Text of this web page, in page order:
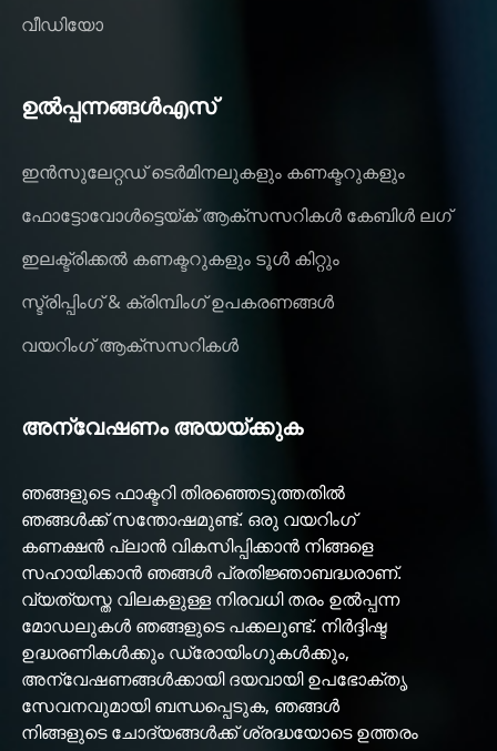
വീഡിയോ
ഉൽപ്പന്നങ്ങൾഎസ്
ഇൻസുലേറ്റഡ് ടെർമിനലുകളും കണക്ടറുകളും
ഫോട്ടോവോൾട്ടെയ്ക് ആക്‌സസറികൾ കേബിൾ ലഗ്
ഇലക്ട്രിക്കൽ കണക്ടറുകളും ടൂൾ കിറ്റും
സ്ട്രിപ്പിംഗ് & ക്രിമ്പിംഗ് ഉപകരണങ്ങൾ
വയറിംഗ് ആക്‌സസറികൾ
അന്വേഷണം അയയ്ക്കുക
ഞങ്ങളുടെ ഫാക്ടറി തിരഞ്ഞെടുത്തതിൽ
ഞങ്ങൾക്ക് സന്തോഷമുണ്ട്. ഒരു വയറിംഗ്
കണക്ഷൻ പ്ലാൻ വികസിപ്പിക്കാൻ നിങ്ങളെ
സഹായിക്കാൻ ഞങ്ങൾ പ്രതിജ്ഞാബദ്ധരാണ്.
വ്യത്യസ്ത വിലകളുള്ള നിരവധി തരം ഉൽപ്പന്ന
മോഡലുകൾ ഞങ്ങളുടെ പക്കലുണ്ട്. നിർദ്ദിഷ്ട
ഉദ്ധരണികൾക്കും ഡ്രോയിംഗുകൾക്കും,
അന്വേഷണങ്ങൾക്കായി ദയവായി ഉപഭോക്തൃ
സേവനവുമായി ബന്ധപ്പെടുക, ഞങ്ങൾ
നിങ്ങളുടെ ചോദ്യങ്ങൾക്ക് ശ്രദ്ധയോടെ ഉത്തരം